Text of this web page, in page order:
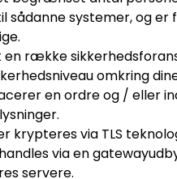
sådanne systemer, og
en række
omkring
en ordre og / eller
krypteres via TLS
via en
servere.